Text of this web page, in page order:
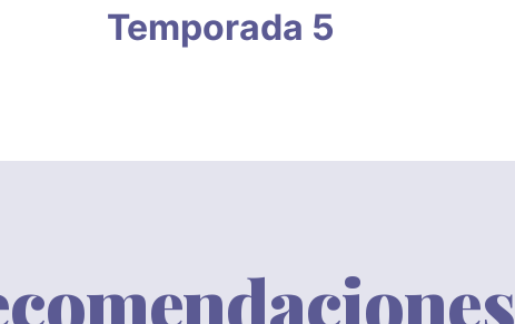
Temporada 5